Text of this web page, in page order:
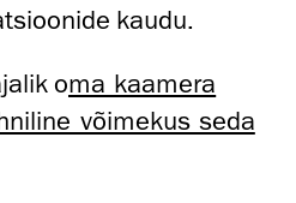
kaudu.
oma kaamera
võimekus seda